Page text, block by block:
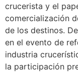
crucerista y el
comercialización
de los destinos.
en el evento de
industria
la participación